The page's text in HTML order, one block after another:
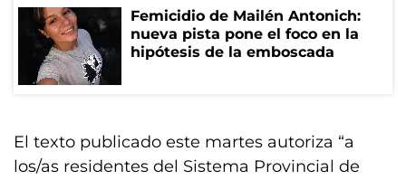
Femicidio de Mailén Antonich:
nueva pista pone el foco en la
hipótesis de la emboscada
El texto publicado este martes autoriza “a
los/as residentes del Sistema Provincial de